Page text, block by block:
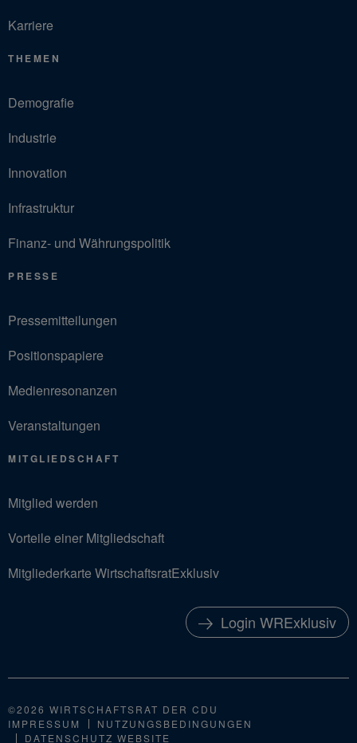
Karriere
THEMEN
Demografie
Industrie
Innovation
Infrastruktur
Finanz- und Währungspolitik
PRESSE
Pressemitteilungen
Positionspapiere
Medienresonanzen
Veranstaltungen
MITGLIEDSCHAFT
Mitglied werden
Vorteile einer Mitgliedschaft
Mitgliederkarte WirtschaftsratExklusiv
Login WRExklusiv
©2026 WIRTSCHAFTSRAT DER CDU
IMPRESSUM
NUTZUNGSBEDINGUNGEN
DATENSCHUTZ WEBSITE